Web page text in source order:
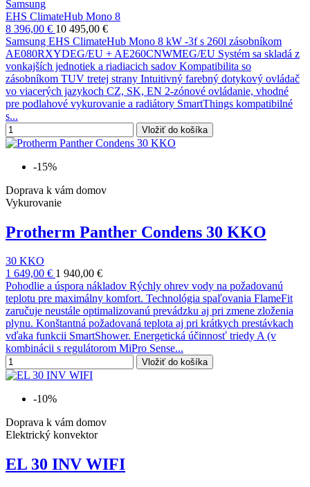
Samsung
EHS ClimateHub Mono 8
8 396,00 € 10 495,00 €
Samsung EHS ClimateHub Mono 8 kW -3f s 260l zásobníkom
AE080RXYDEG/EU + AE260CNWMEG/EU Systém sa skladá z
vonkajších jednotiek a riadiacich sadov Kompatibilita so
zásobníkom TUV tretej strany Intuitivný farebný dotykový ovládač
vo viacerých jazykoch CZ, SK, EN 2-zónové ovládanie, vhodné
pre podlahové vykurovanie a radiátory SmartThings kompatibilné
s...
Vložiť do košíka
-15%
Doprava k vám domov
Vykurovanie
Protherm Panther Condens 30 KKO
30 KKO
1 649,00 € 1 940,00 €
Pohodlie a úspora nákladov Rýchly ohrev vody na požadovanú
teplotu pre maximálny komfort. Technológia spaľovania FlameFit
zaručuje neustále optimalizovanú prevádzku aj pri zmene zloženia
plynu. Konštantná požadovaná teplota aj pri krátkych prestávkach
vďaka funkcii SmartShower. Energetická účinnosť triedy A (v
kombinácii s regulátorom MiPro Sense...
Vložiť do košíka
-10%
Doprava k vám domov
Elektrický konvektor
EL 30 INV WIFI